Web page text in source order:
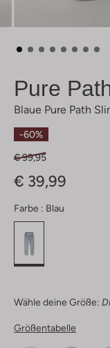
Pure
Blaue Pure Path
-60%
€ 99,95
€ 39,99
Farbe : Blau
Wähle deine Größe:
Größentabelle